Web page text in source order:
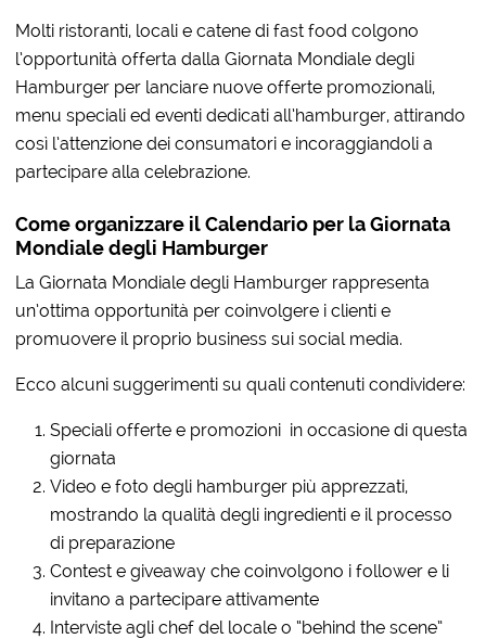
Molti ristoranti, locali e catene di fast food colgono
l’opportunità offerta dalla Giornata Mondiale degli
Hamburger per lanciare nuove offerte promozionali,
menu speciali ed eventi dedicati all’hamburger, attirando
così l’attenzione dei consumatori e incoraggiandoli a
partecipare alla celebrazione.
Come organizzare il Calendario per la Giornata
Mondiale degli Hamburger
La Giornata Mondiale degli Hamburger rappresenta
un’ottima opportunità per coinvolgere i clienti e
promuovere il proprio business sui social media.
Ecco alcuni suggerimenti su quali contenuti condividere:
Speciali offerte e promozioni in occasione di questa
giornata
Video e foto degli hamburger più apprezzati,
mostrando la qualità degli ingredienti e il processo
di preparazione
Contest e giveaway che coinvolgono i follower e li
invitano a partecipare attivamente
Interviste agli chef del locale o “behind the scene”